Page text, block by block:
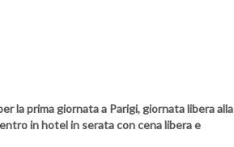
la prima giornata a Parigi, giornata libera alla
in hotel in serata con cena libera e